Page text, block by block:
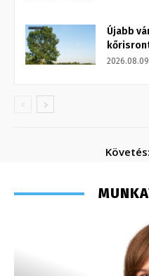
Újabb
Követés: